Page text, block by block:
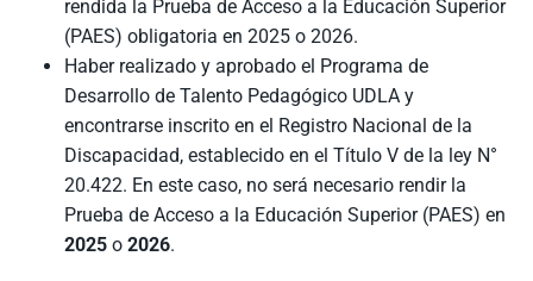
rendida la Prueba de Acceso a la Educación Superior
(PAES) obligatoria en 2025 o 2026.
Haber realizado y aprobado el Programa de
Desarrollo de Talento Pedagógico UDLA y
encontrarse inscrito en el Registro Nacional de la
Discapacidad, establecido en el Título V de la ley N°
20.422. En este caso, no será necesario rendir la
Prueba de Acceso a la Educación Superior (PAES) en
2025 o2026.